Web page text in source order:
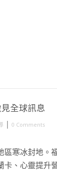
全球訊息
| 0 Comments
區寒冰封地。
卡、心靈提升